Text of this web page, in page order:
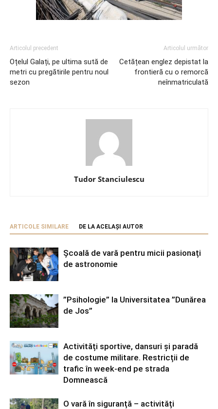
Articolul precedent
Oțelul Galați, pe ultima sută de
metri cu pregătirile pentru noul
sezon
Articolul următor
Cetățean englez depistat la
frontieră cu o remorcă
neînmatriculată
Tudor Stanciulescu
ARTICOLE SIMILARE DE LA ACELAȘI AUTOR
Școală de vară pentru micii pasionați
de astronomie
”Psihologie” la Universitatea ”Dunărea
de Jos”
Activități sportive, dansuri și paradă
de costume militare. Restricții de
trafic în week-end pe strada
Domnească
O vară în siguranță – activități